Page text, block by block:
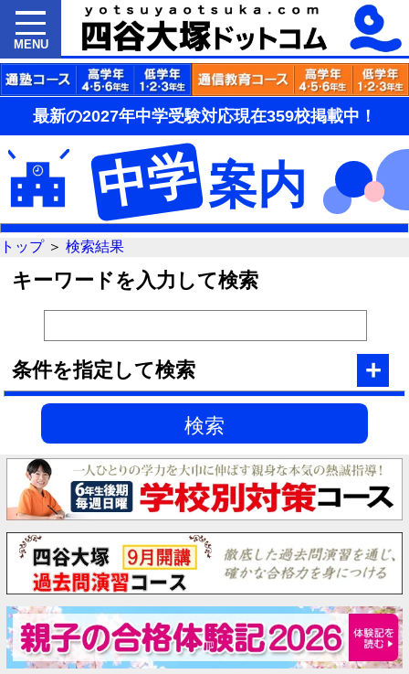
MENU
最新の2027年中学受験対応現在359校掲載中！
中学案内
トップ＞ 検索結果
キーワードを入力して検索
条件を指定して検索 +
検索